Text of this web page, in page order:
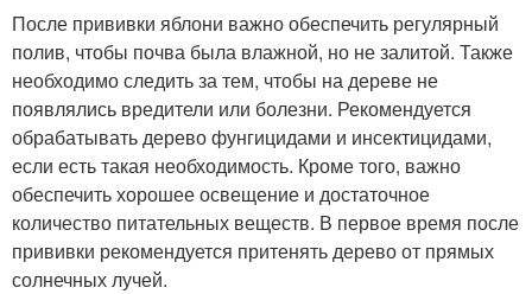
После прививки яблони важно обеспечить регулярный
полив, чтобы почва была влажной, но не залитой. Также
необходимо следить за тем, чтобы на дереве не
появлялись вредители или болезни. Рекомендуется
обрабатывать дерево фунгицидами и инсектицидами,
если есть такая необходимость. Кроме того, важно
обеспечить хорошее освещение и достаточное
количество питательных веществ. В первое время после
прививки рекомендуется притенять дерево от прямых
солнечных лучей.